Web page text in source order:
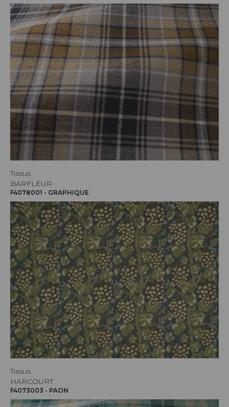
Tissus
BARFLEUR
F4078001 - GRAPHIQUE
Tissus
HARCOURT
F4073003 - PAON